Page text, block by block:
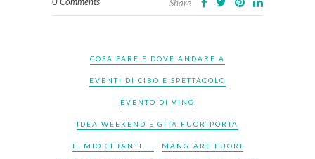
Share
COSA FARE E DOVE ANDARE A
EVENTI DI CIBO E SPETTACOLO
EVENTO DI VINO
IDEA WEEKEND E GITA FUORIPORTA
IL MIO CHIANTI.... MANGIARE FUORI